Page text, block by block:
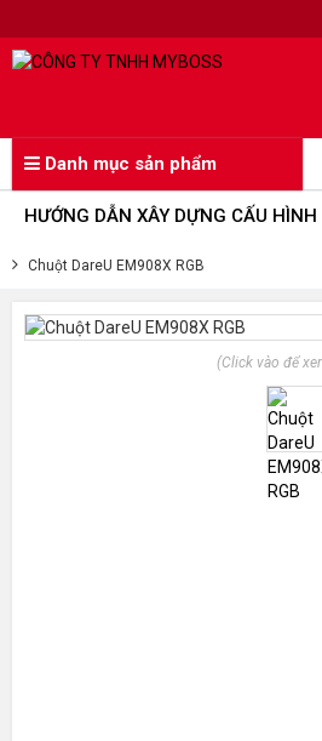
Danh mục sản phẩm
HƯỚNG DẪN XÂY DỰNG CẤU
Chuột DareU EM908X RGB
(Click vào để